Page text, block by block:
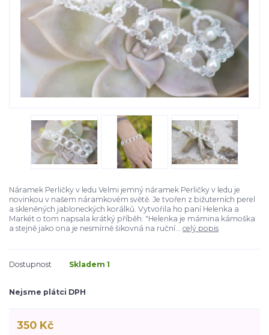
Náramek Perličky v ledu Velmi jemný náramek Perličky v ledu je
novinkou v našem náramkovém světě. Je tvořen z bižuterních perel
a skleněných jabloneckých korálků. Vytvořila ho paní Helenka a
Markét o tom napsala krátký příběh: "Helenka je mámina kámoška
a stejně jako ona je nesmírně šikovná na ruční... celý popis
Dostupnost Skladem 1
Nejsme plátci DPH
350 Kč